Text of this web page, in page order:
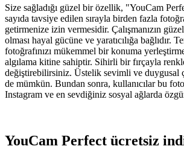
Size sağladığı güzel bir özellik, "YouCam
sayıda tavsiye edilen sırayla birden fazla
getirmenize izin vermesidir. Çalışmanızın
olması hayal gücüne ve yaratıcılığa bağlıdır.
fotoğrafınızı mükemmel bir konuma
algılama kitine sahiptir. Sihirli bir fırçayla
değiştirebilirsiniz. Üstelik sevimli ve duygusal
de mümkün. Bundan sonra, kullanıcılar bu
Instagram ve en sevdiğiniz sosyal ağlarda
YouCam Perfect ücretsiz